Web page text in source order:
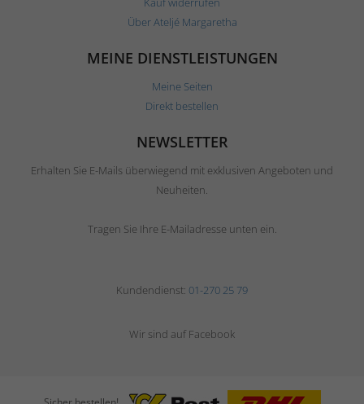
Über Ateljé Margaretha
MEINE DIENSTLEISTUNGEN
Meine Seiten
Direkt bestellen
NEWSLETTER
Erhalten Sie E-Mails überwiegend mit exklusiven Angeboten und
Neuheiten.
Tragen Sie Ihre E-Mailadresse unten ein.
Kundendienst: 01-270 25 79
Wir sind auf Facebook